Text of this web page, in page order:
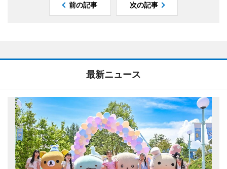
前の記事 次の記事
最新ニュース